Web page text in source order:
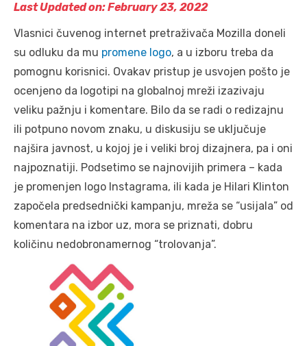
Last Updated on: February 23, 2022
Vlasnici čuvenog internet pretraživača Mozilla doneli
su odluku da mu promene logo, a u izboru treba da
pomognu korisnici. Ovakav pristup je usvojen pošto je
ocenjeno da logotipi na globalnoj mreži izazivaju
veliku pažnju i komentare. Bilo da se radi o redizajnu
ili potpuno novom znaku, u diskusiju se uključuje
najšira javnost, u kojoj je i veliki broj dizajnera, pa i oni
najpoznatiji. Podsetimo se najnovijih primera – kada
je promenjen logo Instagrama, ili kada je Hilari Klinton
započela predsednički kampanju, mreža se “usijala” od
komentara na izbor uz, mora se priznati, dobru
količinu nedobronamernog “trolovanja”.